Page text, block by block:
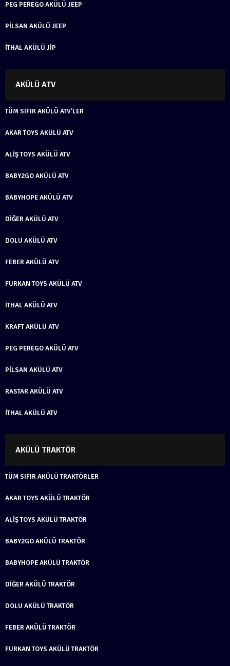
PEG PEREGO AKÜLÜ JEEP
PILSAN AKÜLÜ JEEP
İTHAL AKÜLÜ JIP
AKÜLÜ ATV
TÜM SIFIR AKÜLÜ ATV’LER
AKAR TOYS AKÜLÜ ATV
ALIŞ TOYS AKÜLÜ ATV
BABY2GO AKÜLÜ ATV
BABYHOPE AKÜLÜ ATV
DIĞER AKÜLÜ ATV
DOLU AKÜLÜ ATV
FEBER AKÜLÜ ATV
FURKAN TOYS AKÜLÜ ATV
İTHAL AKÜLÜ ATV
KRAFT AKÜLÜ ATV
PEG PEREGO AKÜLÜ ATV
PILSAN AKÜLÜ ATV
RASTAR AKÜLÜ ATV
İTHAL AKÜLÜ ATV
AKÜLÜ TRAKTÖR
TÜM SIFIR AKÜLÜ TRAKTÖRLER
AKAR TOYS AKÜLÜ TRAKTÖR
ALIŞ TOYS AKÜLÜ TRAKTÖR
BABY2GO AKÜLÜ TRAKTÖR
BABYHOPE AKÜLÜ TRAKTÖR
DIĞER AKÜLÜ TRAKTÖR
DOLU AKÜLÜ TRAKTÖR
FEBER AKÜLÜ TRAKTÖR
FURKAN TOYS AKÜLÜ TRAKTÖR